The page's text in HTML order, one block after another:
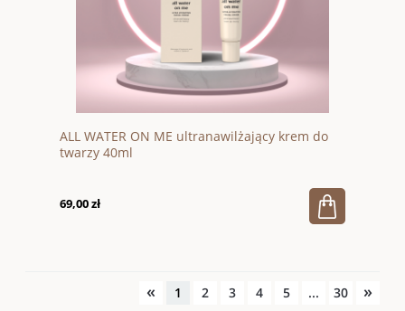
ALL WATER ON ME ultranawilżający krem do
twarzy 40ml
69,00 zł
« 1 2 3 4 5 ... 30 »